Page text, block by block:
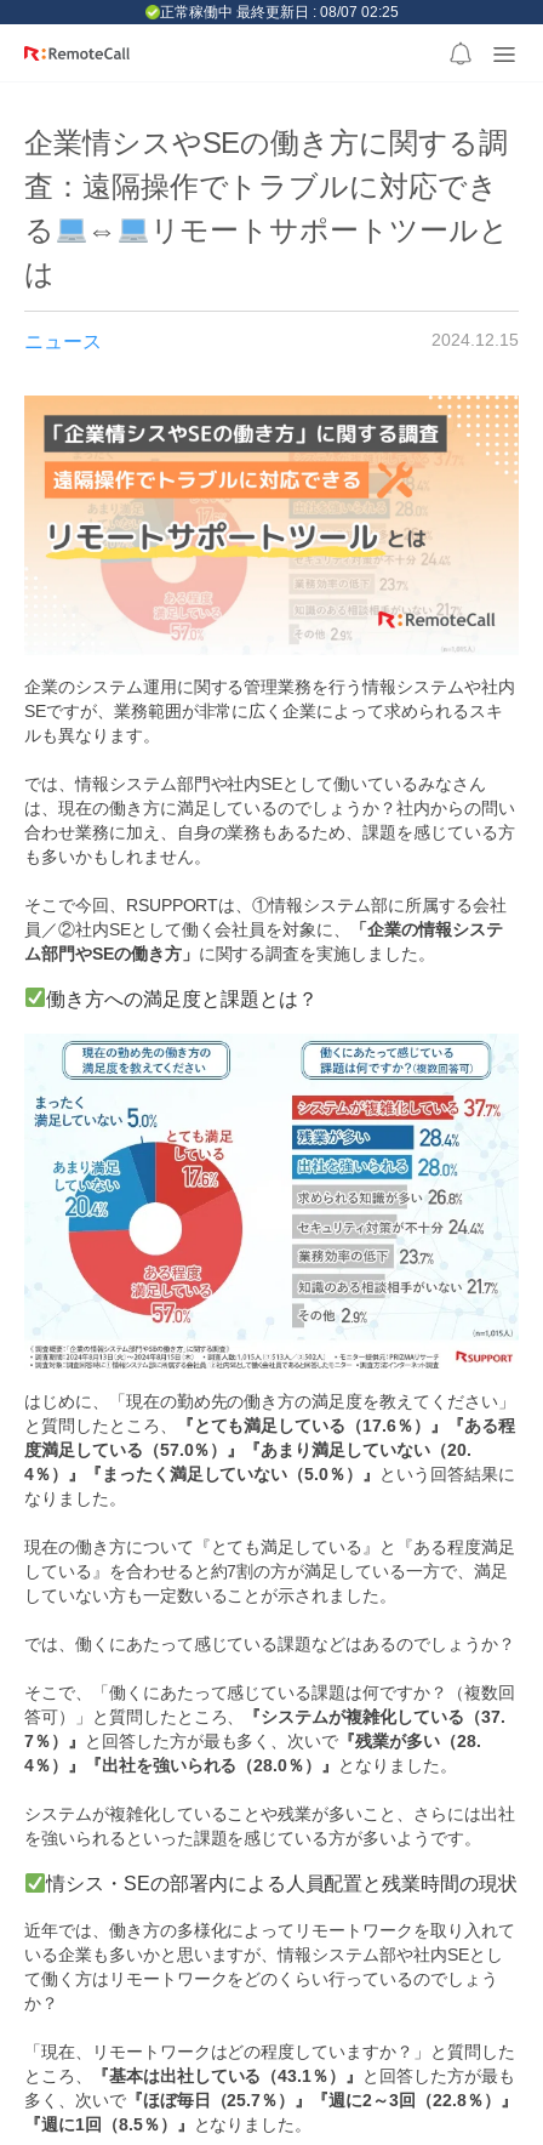
正常稼働中 最終更新日 : 08/07 02:25
企業情シスやSEの働き方に関する調
査：遠隔操作でトラブルに対応でき
る
⇔
リモートサポートツールと
は
ニュース 2024.12.15
企業のシステム運用に関する管理業務を行う情報システムや社内
SEですが、業務範囲が非常に広く企業によって求められるスキ
ルも異なります。
では、情報システム部門や社内SEとして働いているみなさん
は、現在の働き方に満足しているのでしょうか？社内からの問い
合わせ業務に加え、自身の業務もあるため、課題を感じている方
も多いかもしれません。
そこで今回、RSUPPORTは、①情報システム部に所属する会社
員／②社内SEとして働く会社員を対象に、
「企業の情報システ
ム部門やSEの働き方」 に関する調査を実施しました。
働き方への満足度と課題とは？
はじめに、「現在の勤め先の働き方の満足度を教えてください」
と質問したところ、
『とても満足している（17.6％）』『ある程
度満足している（57.0％）』『あまり満足していない（20.
4％）』『まったく満足していない（5.0％）』
という回答結果に
なりました。
現在の働き方について『とても満足している』と『ある程度満足
している』を合わせると約7割の方が満足している一方で、満足
していない方も一定数いることが示されました。
では、働くにあたって感じている課題などはあるのでしょうか？
そこで、「働くにあたって感じている課題は何ですか？（複数回
答可）」と質問したところ、
『システムが複雑化している（37.
7％）』
と回答した方が最も多く、次いで 『残業が多い（28.
4％）』『出社を強いられる（28.0％）』
となりました。
システムが複雑化していることや残業が多いこと、さらには出社
を強いられるといった課題を感じている方が多いようです。
情シス・SEの部署内による人員配置と残業時間の現状
近年では、働き方の多様化によってリモートワークを取り入れて
いる企業も多いかと思いますが、情報システム部や社内SEとし
て働く方はリモートワークをどのくらい行っているのでしょう
か？
「現在、リモートワークはどの程度していますか？」と質問した
ところ、
『基本は出社している（43.1％）』
と回答した方が最も
多く、次いで『ほぼ毎日（25.7％）』『週に2～3回（22.8％）』
『週に1回（8.5％）』
となりました。